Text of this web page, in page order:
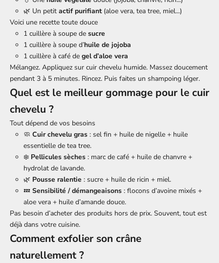
🌿 Un petit actif purifiant(aloe vera, tea tree, miel...)
Voici une recette toute douce
1 cuillère à soupe de sucre
1 cuillère à soupe d’huile de jojoba
1 cuillère à café de gel d’aloe vera
Mélangez. Appliquez sur cuir chevelu humide. Massez doucement
pendant 3 à 5 minutes. Rincez. Puis faites un shampoing léger.
Quel est le meilleur gommage pour le cuir
chevelu ?
Tout dépend de vos besoins
🧼 Cuir chevelu gras : sel fin + huile de nigelle + huile
essentielle de tea tree.
❄️ Pellicules sèches : marc de café + huile de chanvre +
hydrolat de lavande.
🌿 Pousse ralentie : sucre + huile de ricin + miel.
💤 Sensibilité / démangeaisons : flocons d’avoine mixés +
aloe vera + huile d’amande douce.
Pas besoin d’acheter des produits hors de prix. Souvent, tout est
déjà dans votre cuisine.
Comment exfolier son crâne
naturellement ?